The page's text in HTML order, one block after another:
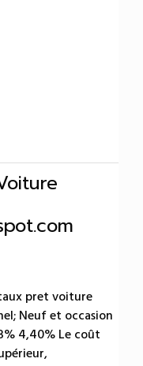
pret voiture
Neuf et occasion
4,40% Le coût